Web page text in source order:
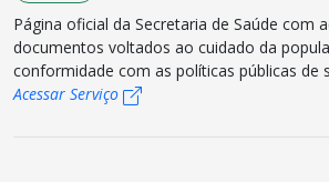
Página oficial da Secretaria de Saúde com
documentos voltados ao cuidado da
conformidade com as políticas públicas de
Acessar Serviço